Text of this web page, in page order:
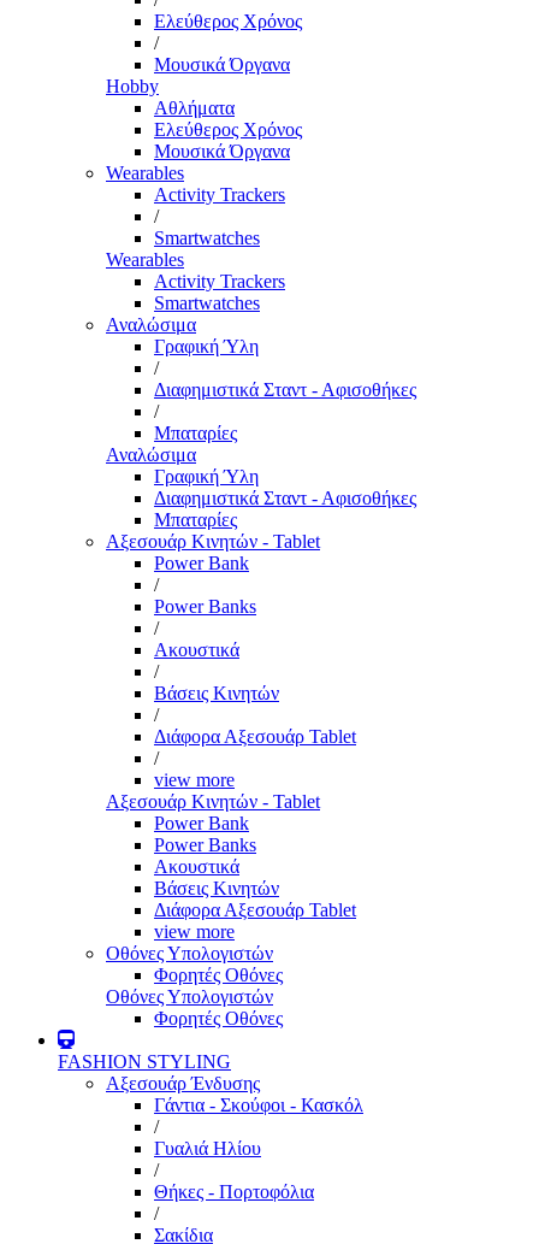
Ελεύθερος Χρόνος
/
Μουσικά Όργανα
Hobby
Αθλήματα
Ελεύθερος Χρόνος
Μουσικά Όργανα
Wearables
Activity Trackers
/
Smartwatches
Wearables
Activity Trackers
Smartwatches
Αναλώσιμα
Γραφική Ύλη
/
Διαφημιστικά Σταντ - Αφισοθήκες
/
Μπαταρίες
Αναλώσιμα
Γραφική Ύλη
Διαφημιστικά Σταντ - Αφισοθήκες
Μπαταρίες
Αξεσουάρ Κινητών - Tablet
Power Bank
/
Power Banks
/
Ακουστικά
/
Βάσεις Κινητών
/
Διάφορα Αξεσουάρ Tablet
/
view more
Αξεσουάρ Κινητών - Tablet
Power Bank
Power Banks
Ακουστικά
Βάσεις Κινητών
Διάφορα Αξεσουάρ Tablet
view more
Οθόνες Υπολογιστών
Φορητές Οθόνες
Οθόνες Υπολογιστών
Φορητές Οθόνες
FASHION STYLING
Αξεσουάρ Ένδυσης
Γάντια - Σκούφοι - Κασκόλ
/
Γυαλιά Ηλίου
/
Θήκες - Πορτοφόλια
/
Σακίδια